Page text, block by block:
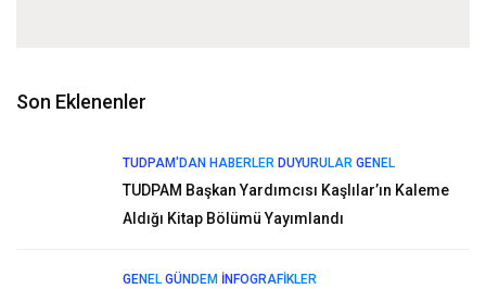
Son Eklenenler
TUDPAM'DAN HABERLER DUYURULAR GENEL
TUDPAM Başkan Yardımcısı Kaşlılar’ın Kaleme
Aldığı Kitap Bölümü Yayımlandı
GENEL GÜNDEM İNFOGRAFIKLER